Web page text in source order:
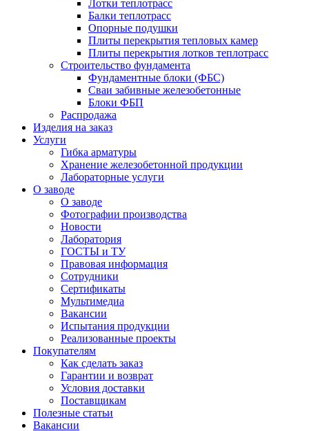
Лотки теплотрасс
Балки теплотрасс
Опорные подушки
Плиты перекрытия тепловых камер
Плиты перекрытия лотков теплотрасс
Строительство фундамента
Фундаментные блоки (ФБС)
Сваи забивные железобетонные
Блоки ФБП
Распродажа
Изделия на заказ
Услуги
Гибка арматуры
Хранение железобетонной продукции
Лабораторные услуги
О заводе
О заводе
Фотографии производства
Новости
Лаборатория
ГОСТЫ и ТУ
Правовая информация
Сотрудники
Сертификаты
Мультимедиа
Вакансии
Испытания продукции
Реализованные проекты
Покупателям
Как сделать заказ
Гарантии и возврат
Условия доставки
Поставщикам
Полезные статьи
Вакансии